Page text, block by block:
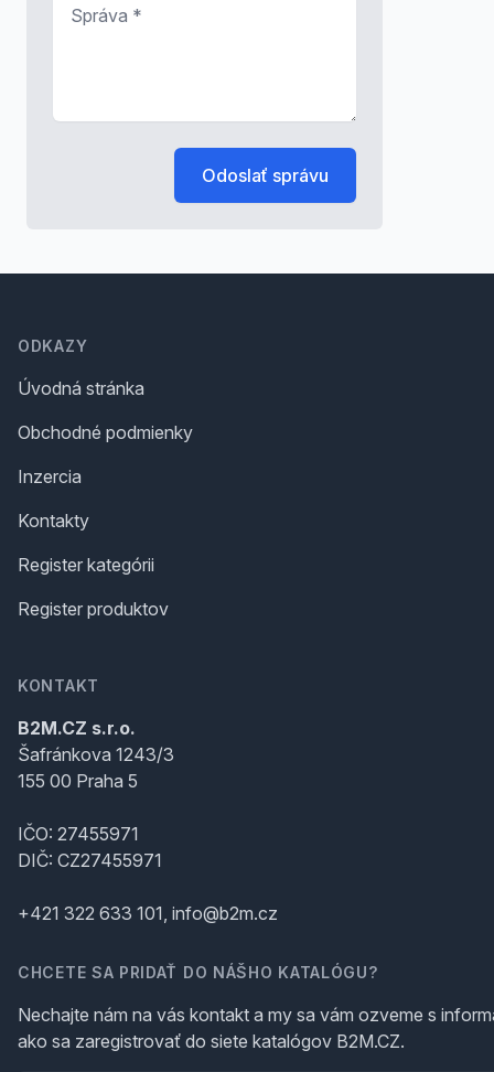
Odoslať správu
ODKAZY
Úvodná stránka
Obchodné podmienky
Inzercia
Kontakty
Register kategórii
Register produktov
KONTAKT
B2M.CZ s.r.o.
Šafránkova 1243/3
155 00 Praha 5
IČO: 27455971
DIČ: CZ27455971
+421 322 633 101, info@b2m.cz
CHCETE SA PRIDAŤ DO NÁŠHO KATALÓGU?
Nechajte nám na vás kontakt a my sa vám ozveme s
ako sa zaregistrovať do siete katalógov B2M.CZ.